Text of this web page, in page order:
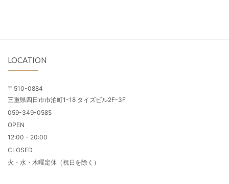
LOCATION
〒510-0884
三重県四日市市泊町1-18 タイズビル2F-3F
059-349-0585
OPEN
12:00 - 20:00
CLOSED
火・水・木曜定休（祝日を除く）